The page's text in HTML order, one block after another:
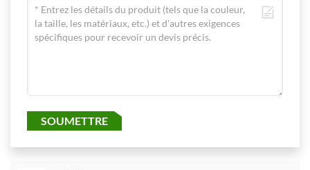
SOUMETTRE